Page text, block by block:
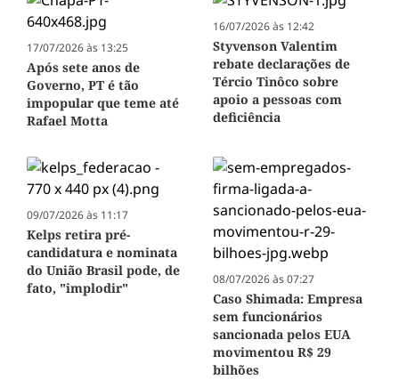
17/07/2026 às 13:25
Após sete anos de
Governo, PT é tão
impopular que teme até
Rafael Motta
16/07/2026 às 12:42
Styvenson Valentim
rebate declarações de
Tércio Tinôco sobre
apoio a pessoas com
deficiência
09/07/2026 às 11:17
Kelps retira pré-
candidatura e nominata
do União Brasil pode, de
fato, "implodir"
08/07/2026 às 07:27
Caso Shimada: Empresa
sem funcionários
sancionada pelos EUA
movimentou R$ 29
bilhões